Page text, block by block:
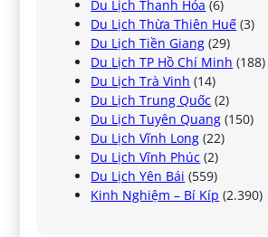
Du Lịch Thanh Hóa (6)
Du Lịch Thừa Thiên Huế (3)
Du Lịch Tiền Giang (29)
Du Lịch TP Hồ Chí Minh (188)
Du Lịch Trà Vinh (14)
Du Lịch Trung Quốc (2)
Du Lịch Tuyên Quang (150)
Du Lịch Vĩnh Long (22)
Du Lịch Vĩnh Phúc (2)
Du Lịch Yên Bái (559)
Kinh Nghiệm – Bí Kíp (2.390)